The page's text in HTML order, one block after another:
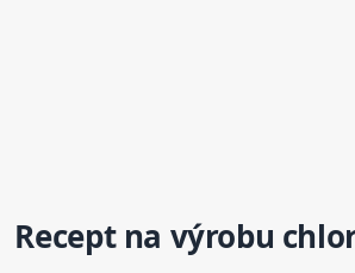
Recept na výrobu